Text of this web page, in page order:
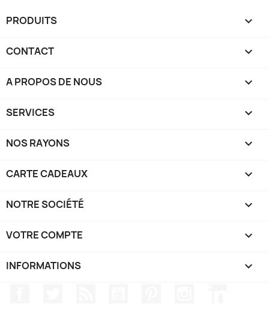
PRODUITS 
CONTACT 
A PROPOS DE NOUS 
SERVICES 
NOS RAYONS 
CARTE CADEAUX 
NOTRE SOCIÉTÉ 
VOTRE COMPTE 
INFORMATIONS keyboard_arrow_down